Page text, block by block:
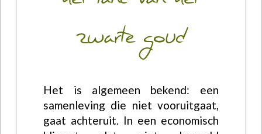
zwarte goud
Het is algemeen bekend: een
samenleving die niet vooruitgaat,
gaat achteruit. In een economisch